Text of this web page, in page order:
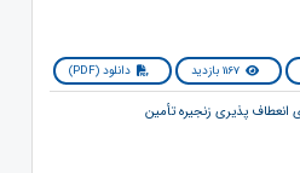
1167 بازدید دانلود (PDF)